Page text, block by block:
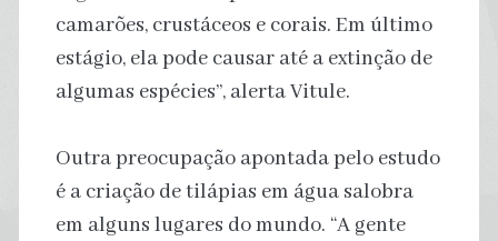
camarões, crustáceos e corais. Em último
estágio, ela pode causar até a extinção de
algumas espécies”, alerta Vitule.
Outra preocupação apontada pelo estudo
é a criação de tilápias em água salobra
em alguns lugares do mundo. “A gente